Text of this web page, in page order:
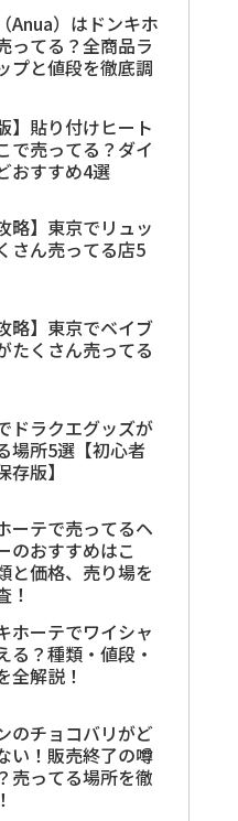
Anua）はドンキホ
ってる？全商品ラ
プと値段を徹底調
】貼り付けヒート
で売ってる？ダイ
おすすめ4選
略】東京でリュッ
さん売ってる店5
略】東京でベイブ
たくさん売ってる
ドラクエグッズが
場所5選【初心者
存版】
ーテで売ってるヘ
のおすすめはこ
と価格、売り場を
！
ホーテでワイシャ
る？種類・値段・
全解説！
のチョコバリがど
い！販売終了の噂
売ってる場所を徹